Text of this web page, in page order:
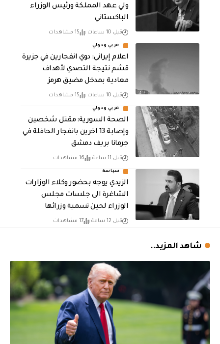
ولي عهد المملكة ورئيس الوزراء
الباكستاني
قبل 10 ساعات 15 مشاهدات
عربي ودولي
اعلام إيراني: دوي انفجارين في جزيرة
قشم نتيجة التصدي لأهداف
معادية بمدخل مضيق هرمز
قبل 10 ساعات 15 مشاهدات
عربي ودولي
الصحة السورية: مقتل شخصين
وإصابة 13 اخرين بانفجار الحافلة في
جرمانا بريف دمشق
قبل 11 ساعة 16 مشاهدات
سياسة
الزيدي يوجه بحضور وكلاء الوزارات
الشاغرة الى جلسات مجلس
الوزراء لحين تسمية وزرائها
قبل 12 ساعة 17 مشاهدات
شاهد المزيد..